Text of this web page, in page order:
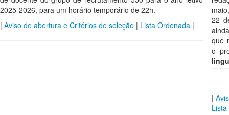
2025-2026, para um horário temporário de 22h.
| Aviso de abertura e Critérios de seleção | Lista Ordenada |
22
que
o
|